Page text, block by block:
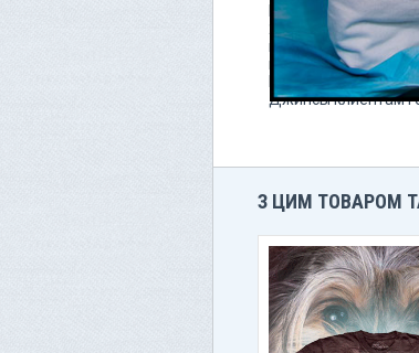
Laguna Beach -
288 кристалла) –
нормальной
во все города
Позвоните прямо
Джинсы клиентам
З ЦИМ ТОВАРОМ